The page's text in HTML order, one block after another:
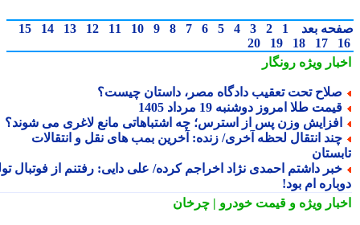
بعد 1
2
3
4
5
6
7
8
9
10
11
12
13
14
15
17
18
19
20
ویژهرونگار
تحت تعقیب دادگاه مصر، داستان چیست؟
طلا امروز دوشنبه 19 مرداد 1405
وزن پس از استرس؛ چه اشتباهاتی مانع لاغری می شوند؟
انتقال لحظه آخری/ زنده: آخرین بمب های نقل و انتقالات
داشتم احمدی نژاد اخراجم کرده/ علی دایی: رفتنم از فوتبال تولد
ام بود!
ویژهو قیمت خودرو | چرخان